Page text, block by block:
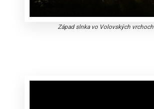
Západ slnka vo Volovských vrchoch